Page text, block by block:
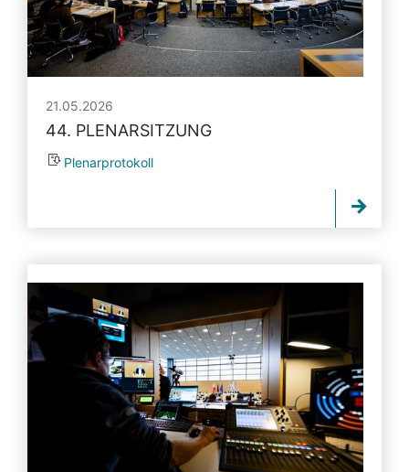
21.05.2026
44. PLENARSITZUNG
Plenarprotokoll